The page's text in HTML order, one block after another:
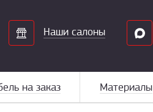
Наши салоны
на заказ Материалы